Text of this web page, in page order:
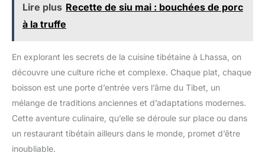
Lire plus Recette de siu mai : bouchées de porc
à la truffe
En explorant les secrets de la cuisine tibétaine à Lhassa, on
découvre une culture riche et complexe. Chaque plat, chaque
boisson est une porte d’entrée vers l’âme du Tibet, un
mélange de traditions anciennes et d’adaptations modernes.
Cette aventure culinaire, qu’elle se déroule sur place ou dans
un restaurant tibétain ailleurs dans le monde, promet d’être
inoubliable.